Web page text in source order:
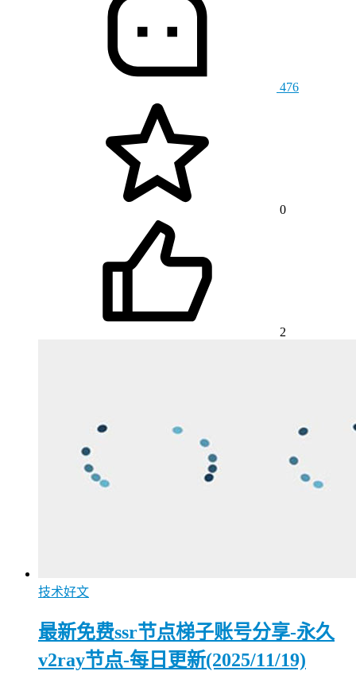
476
0
2
技术好文
最新免费ssr节点梯子账号分享-永久
v2ray节点-每日更新(2025/11/19)